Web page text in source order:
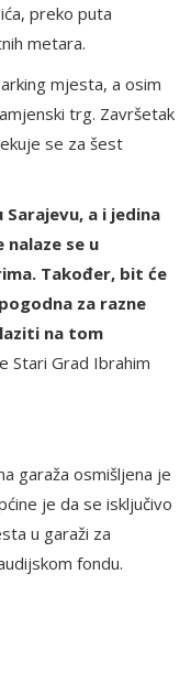
preko puta
metara.
mjesta, a osim
trg. Završetak
se za šest
a i jedina
se u
Također, bit će
za razne
na tom
Stari Grad Ibrahim
garaža osmišljena je
je da se isključivo
u garaži za
fondu.